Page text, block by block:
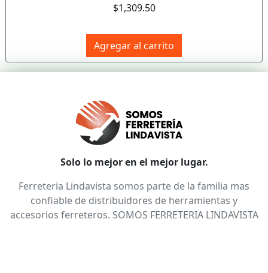
$1,309.50
Agregar al carrito
Solo lo mejor en el mejor lugar.
Ferreteria Lindavista somos parte de la familia mas
confiable de distribuidores de herramientas y
accesorios ferreteros. SOMOS FERRETERIA LINDAVISTA